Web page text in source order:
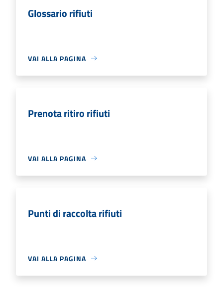
Glossario rifiuti
VAI ALLA PAGINA
Prenota ritiro rifiuti
VAI ALLA PAGINA
Punti di raccolta rifiuti
VAI ALLA PAGINA